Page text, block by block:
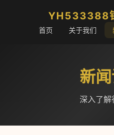
YH533388
首页 关于我们
新
深入了解